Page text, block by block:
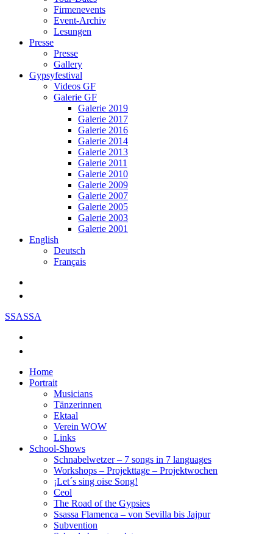
Firmenevents
Event-Archiv
Lesungen
Presse
Presse
Gallery
Gypsyfestival
Videos GF
Galerie GF
Galerie 2019
Galerie 2017
Galerie 2016
Galerie 2014
Galerie 2013
Galerie 2011
Galerie 2010
Galerie 2009
Galerie 2007
Galerie 2005
Galerie 2003
Galerie 2001
English
Deutsch
Français
SSASSA
Home
Portrait
Musicians
Tänzerinnen
Ektaal
Verein WOW
Links
School-Shows
Schnabelwetzer – 7 songs in 7 languages
Workshops – Projekttage – Projektwochen
¡Let´s sing oise Song!
Ceol
The Road of the Gypsies
Ssassa Flamenca – von Sevilla bis Jajpur
Subvention